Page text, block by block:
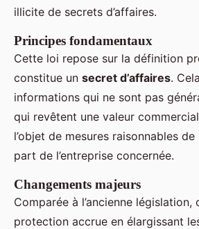
illicite de secrets d’affaires.
Principes fondamentaux
Cette loi repose sur la définition
constitue un secret d’affaires.
informations qui ne sont pas
qui revêtent une valeur
l’objet de mesures raisonnables
part de l’entreprise concernée.
Changements majeurs
Comparée à l’ancienne
protection accrue en élargissant